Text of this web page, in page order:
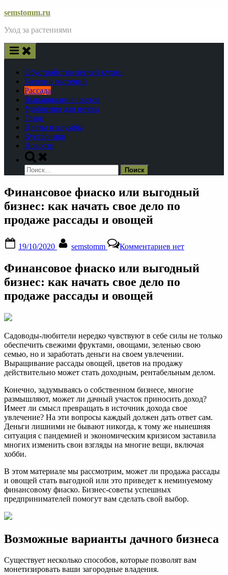
Skip
content
semstomm.ru
Уход за растениями
Обустройство летней кухни
Болезни растений
Рассада
Выращивание цветов
Удобрения для почвы
Газон
Цветы и клумбы
Кустарники
Новости
Toggle
search
form
Найти:
Финансовое фиаско или выгодный
бизнес: как начать свое дело по
продаже рассады и овощей
on
19/10/2020 semstomm Комментариевзаписи
фиаско
выгодный
дело
по
продаже
рассады
и
овощей
нет
Финансовое фиаско или выгодный
бизнес: как начать свое дело по
продаже рассады и овощей
Садоводы-любители нередко чувствуют в себе силы не только
обеспечить свежими фруктами, овощами, зеленью свою
семью, но и заработать деньги на своем увлечении.
Выращивание рассады овощей, цветов на продажу
действительно может стать доходным, рентабельным делом.
Конечно, задумываясь о собственном бизнесе, многие
размышляют, может ли дачный участок приносить доход?
Имеет ли смысл превращать в источник дохода свое
увлечение? На эти вопросы каждый должен дать ответ сам.
Деньги лишними не бывают никогда, к тому же нынешняя
ситуация с пандемией и экономическим кризисом заставила
многих изменить свои взгляды на многие вещи, включая
хобби.
В этом материале мы рассмотрим, может ли продажа рассады
и овощей стать выгодной или это приведет к неминуемому
финансовому фиаско. Бизнес-советы успешных
предпринимателей помогут вам сделать свой выбор.
Возможные варианты дачного бизнеса
Существует несколько способов, которые позволят вам
монетизировать ваши загородные владения.